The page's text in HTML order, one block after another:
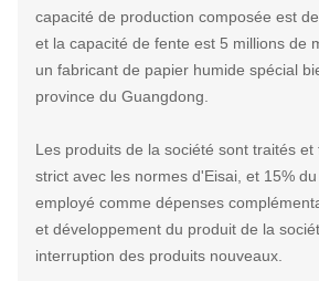
capacité de production composée est
et la capacité de fente est 5 millions de
un fabricant de papier humide spécial
province du Guangdong.
Les produits de la société sont traités
strict avec les normes d'Eisai, et 15%
employé comme dépenses
et développement du produit de la
interruption des produits nouveaux.